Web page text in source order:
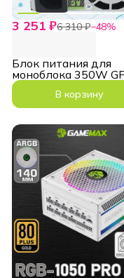
3 251 ₽6 310 ₽−48%
Блок питания для
моноблока 350W
350, FLEX
В корзину